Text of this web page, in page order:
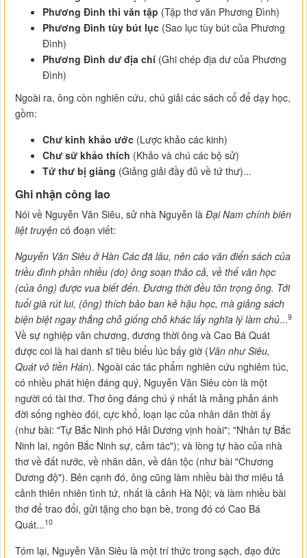
Phương Đình thi văn tập (Tập thơ văn Phương Đình)
Phương Đình tùy bút lục (Sao lục tùy bút của Phương
Đình)
Phương Đình dư địa chí (Ghi chép địa dư của Phương
Đình)
Ngoài ra, ông còn nghiên cứu, chú giải các sách cổ để dạy học,
gồm:
Chư kinh khảo ước (Lược khảo các kinh)
Chư sử khảo thích (Khảo và chú các bộ sử)
Tứ thư bị giảng (Giảng giải đầy đủ về tứ thư)...
Ghi nhận công lao
Nói về Nguyễn Văn Siêu, sử nhà Nguyễn là Đại Nam chính biên
liệt truyện có đoạn viết:
Nguyễn Văn Siêu ở Hàn Các đã lâu, nên cáo văn điển sách của
triều đình phần nhiều (do) ông soạn thảo cả, về thế văn học
(của ông) được vua biết đến. Đương thời đều tôn trọng ông. Tới
tuổi già rút lui, (ông) thích bảo ban kẻ hậu học, mà giảng sách
biện biệt ngay thẳng chỗ giống chỗ khác lấy nghĩa lý làm chủ...9
Về sự nghiệp văn chương, đương thời ông và Cao Bá Quát
được coi là hai danh sĩ tiêu biểu lúc bấy giờ (Văn như Siêu,
Quát vô tiền Hán). Ngoài các tác phẩm nghiên cứu nghiêm túc,
có nhiều phát hiện đáng quý, Nguyễn Văn Siêu còn là một
người có tài thơ. Thơ ông đáng chú ý nhất là mảng phản ánh
đời sống nghèo đói, cực khổ, loạn lạc của nhân dân thời ấy
(như bài: "Tự Bắc Ninh phó Hải Dương vịnh hoài"; "Nhân tự Bắc
Ninh lai, ngôn Bắc Ninh sự, cảm tác"); và lòng tự hào của nhà
thơ về đất nước, về nhân dân, về dân tộc (như bài "Chương
Dương độ"). Bên cạnh đó, ông cũng làm nhiều bài thơ miêu tả
cảnh thiên nhiên tình tứ, nhất là cảnh Hà Nội; và làm nhiều bài
thơ để trao đổi, gửi tặng cho bạn bè, trong đó có Cao Bá
Quát...10
Tóm lại, Nguyễn Văn Siêu là một trí thức trong sạch, đạo đức